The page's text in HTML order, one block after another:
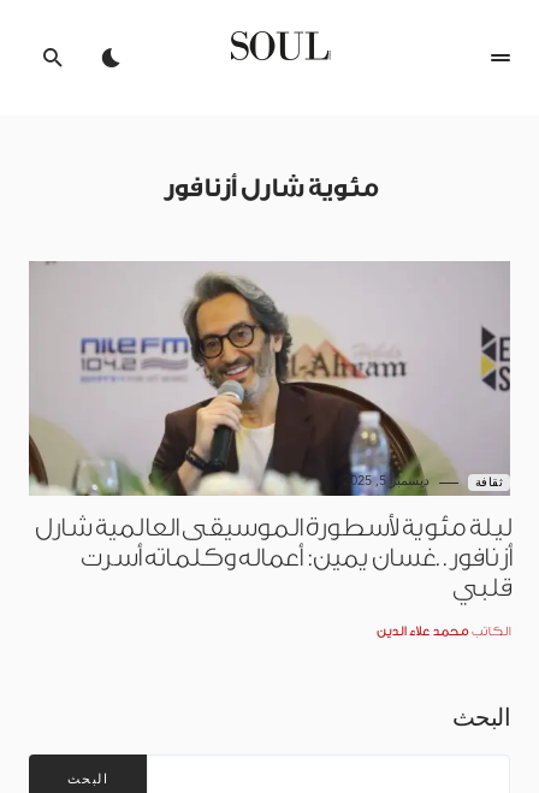
مئوية شارل أزنافور
ثقافة ديسمبر 5, 2025
ليلة مئوية لأسطورة الموسيقى العالمية شارل
أزنافور..غسان يمين: أعماله وكلماته أسرت
قلبي
الكاتب محمد علاء الدين
البحث
البحث